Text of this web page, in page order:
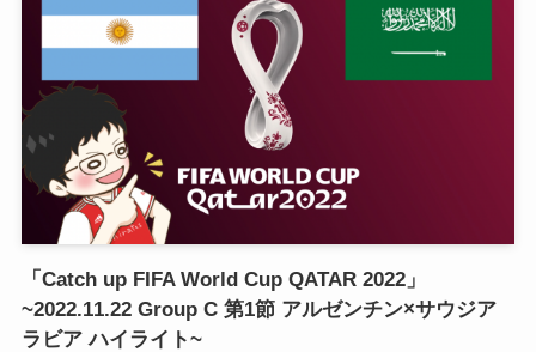
「Catch up FIFA World Cup QATAR 2022」
~2022.11.22 Group C 第1節 アルゼンチン×サウジア
ラビア ハイライト~